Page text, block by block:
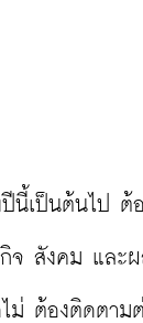
นี้เป็นต้นไป ต้
กิจ สังคม และผ
ไม่ ต้องติดตาม